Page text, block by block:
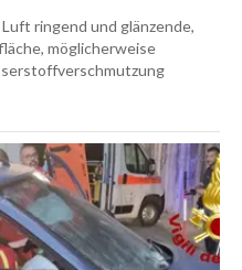
ringend und glänzende,
möglicherweise